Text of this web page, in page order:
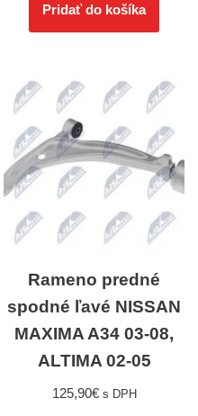
Pridať do košíka
Rameno predné
spodné ľavé NISSAN
MAXIMA A34 03-08,
ALTIMA 02-05
125,90€ s DPH